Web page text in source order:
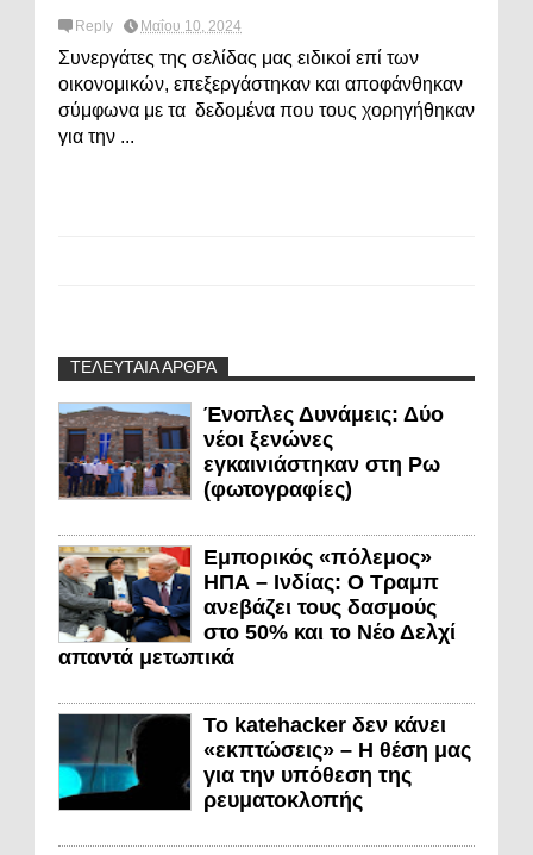
Reply Μαΐου 10, 2024
Συνεργάτες της σελίδας μας ειδικοί επί των
οικονομικών, επεξεργάστηκαν και αποφάνθηκαν
σύμφωνα με τα δεδομένα που τους χορηγήθηκαν
για την ...
ΤΕΛΕΥΤΑΙΑ ΑΡΘΡΑ
Ένοπλες Δυνάμεις: Δύο
νέοι ξενώνες
εγκαινιάστηκαν στη Ρω
(φωτογραφίες)
Εμπορικός «πόλεμος»
ΗΠΑ – Ινδίας: Ο Τραμπ
ανεβάζει τους δασμούς
στο 50% και το Νέο Δελχί
απαντά μετωπικά
Το katehacker δεν κάνει
«εκπτώσεις» – Η θέση μας
για την υπόθεση της
ρευματοκλοπής